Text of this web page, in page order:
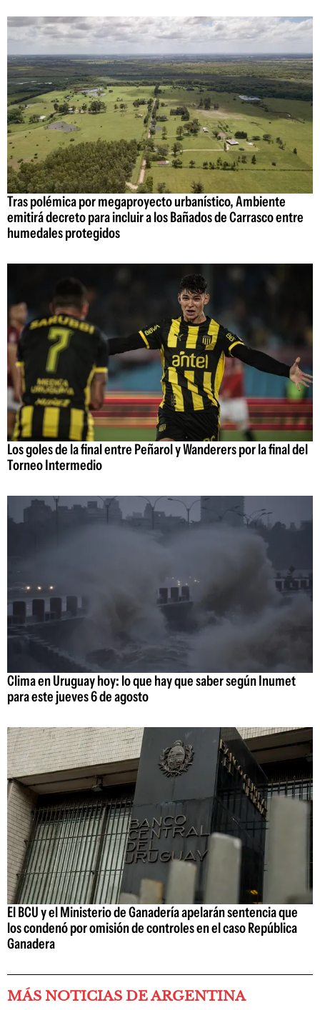
Tras polémica por megaproyecto urbanístico, Ambiente
emitirá decreto para incluir a los Bañados de Carrasco entre
humedales protegidos
Los goles de la final entre Peñarol y Wanderers por la final del
Torneo Intermedio
Clima en Uruguay hoy: lo que hay que saber según Inumet
para este jueves 6 de agosto
El BCU y el Ministerio de Ganadería apelarán sentencia que
los condenó por omisión de controles en el caso República
Ganadera
MÁS NOTICIAS DE ARGENTINA